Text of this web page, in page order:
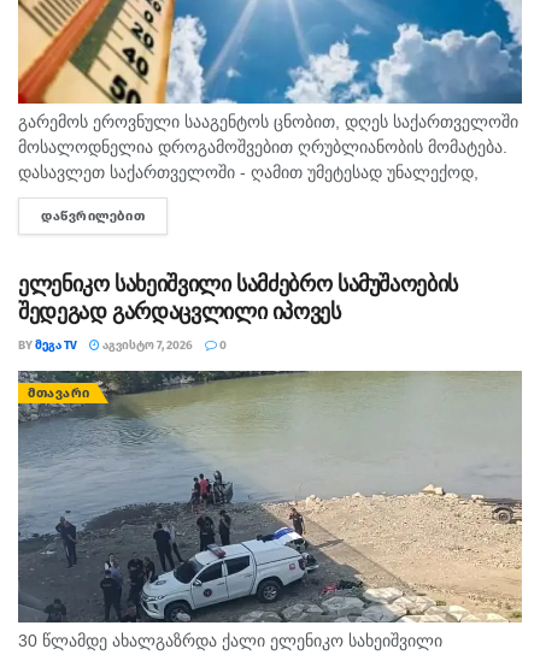
გარემოს ეროვნული სააგენტოს ცნობით, დღეს საქართველოში
მოსალოდნელია დროგამოშვებით ღრუბლიანობის მომატება.
დასავლეთ საქართველოში - ღამით უმეტესად უნალექოდ,
დღის მეორე ნახევრიდან ზოგან ხანმოკლე წვიმა და ელჭექი.
ცვალებადი მიმართულების ქარი 10-15მ/წმ. ჰაერის
ᲓᲐᲬᲕᲠᲘᲚᲔᲑᲘᲗ
ელენიკო სახეიშვილი სამძებრო სამუშაოების
შედეგად გარდაცვლილი იპოვეს
BYᲛᲔᲒᲐ TV ᲐᲒᲕᲘᲡᲢᲝ 7, 2026 0
ᲛᲗᲐᲕᲐᲠᲘ
30 წლამდე ახალგაზრდა ქალი ელენიკო სახეიშვილი